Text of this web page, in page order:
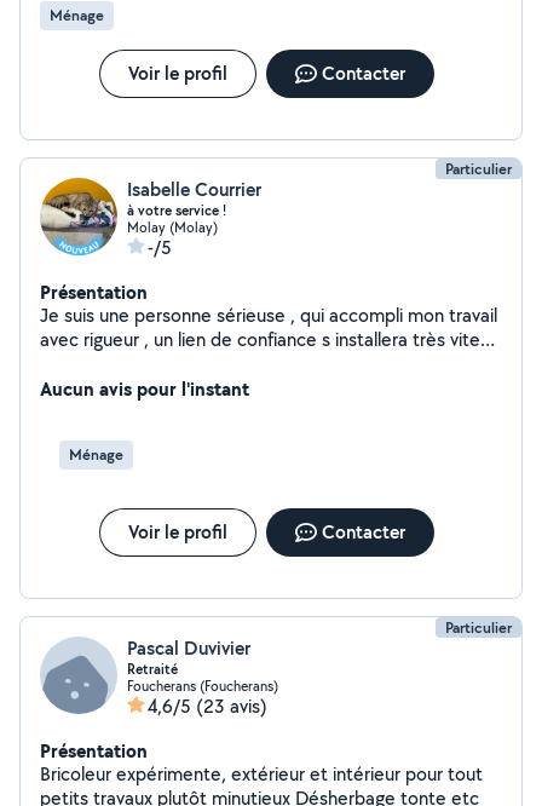
Ménage
Voir le profil Contacter
Particulier
Isabelle Courrier
à votre service !
Molay (Molay)
-/5
Présentation
Je suis une personne sérieuse , qui accompli mon travail
avec rigueur , un lien de confiance s installera très vite
Aucun avis pour l'instant
Ménage
Voir le profil Contacter
Particulier
Pascal Duvivier
Retraité
Foucherans (Foucherans)
4,6/5 (23 avis)
Présentation
Bricoleur expérimente, extérieur et intérieur pour tout
petits travaux plutôt minutieux Désherbage tonte etc